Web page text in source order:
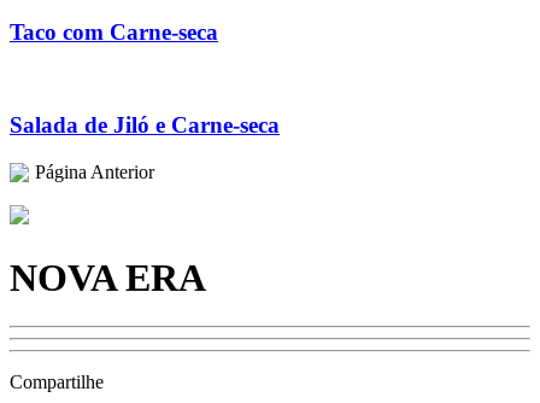
Taco com Carne-seca
Salada de Jiló e Carne-seca
Página Anterior
NOVA ERA
Compartilhe